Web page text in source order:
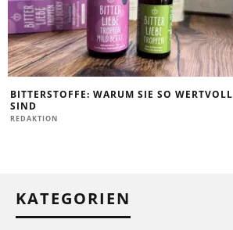
BITTERSTOFFE: WARUM SIE SO WERTVOLL
SIND
REDAKTION
KATEGORIEN